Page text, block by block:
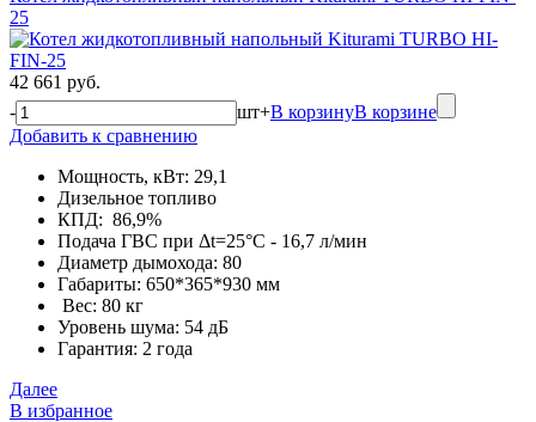
25
42 661 руб.
-
шт+В корзинуВ корзине
Добавить к сравнению
Мощность, кВт: 29,1
Дизельное топливо
КПД: 86,9%
Подача ГВС при Δt=25°С - 16,7 л/мин
Диаметр дымохода: 80
Габариты: 650*365*930 мм
Вес: 80 кг
Уровень шума: 54 дБ
Гарантия: 2 года
Далее
В избранное